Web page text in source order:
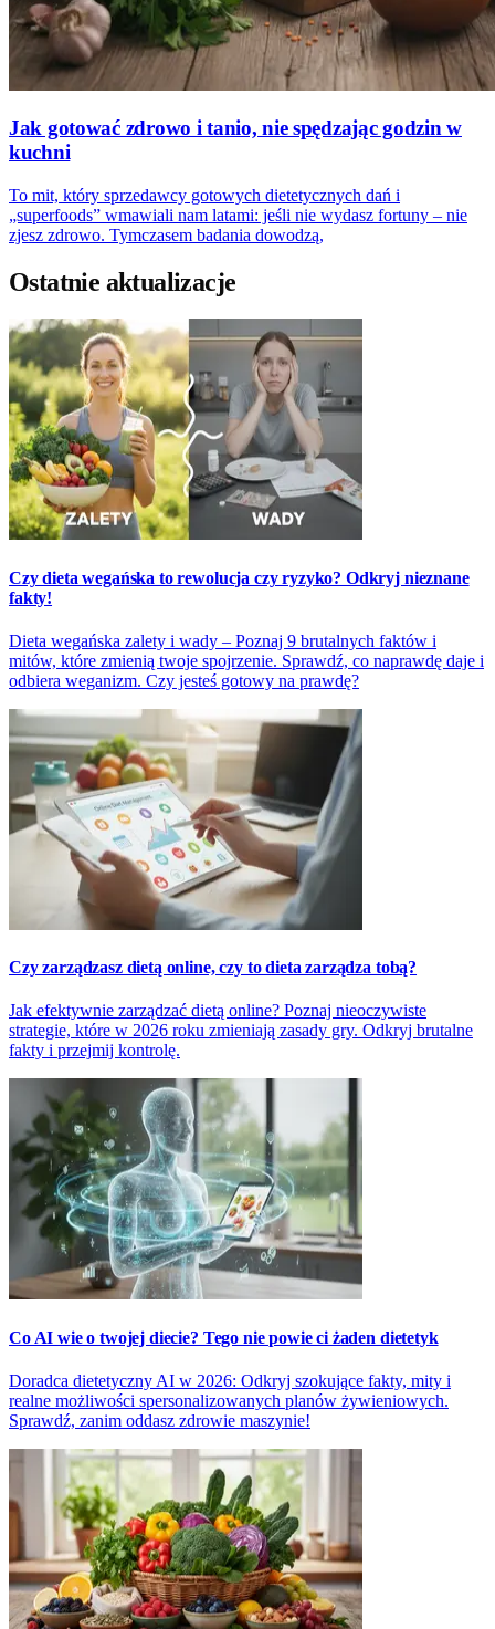
Jak gotować zdrowo i tanio, nie spędzając godzin w
kuchni
To mit, który sprzedawcy gotowych dietetycznych dań i
„superfoods” wmawiali nam latami: jeśli nie wydasz fortuny – nie
zjesz zdrowo. Tymczasem badania dowodzą,
Ostatnie aktualizacje
Czy dieta wegańska to rewolucja czy ryzyko? Odkryj nieznane
fakty!
Dieta wegańska zalety i wady – Poznaj 9 brutalnych faktów i
mitów, które zmienią twoje spojrzenie. Sprawdź, co naprawdę daje i
odbiera weganizm. Czy jesteś gotowy na prawdę?
Czy zarządzasz dietą online, czy to dieta zarządza tobą?
Jak efektywnie zarządzać dietą online? Poznaj nieoczywiste
strategie, które w 2026 roku zmieniają zasady gry. Odkryj brutalne
fakty i przejmij kontrolę.
Co AI wie o twojej diecie? Tego nie powie ci żaden dietetyk
Doradca dietetyczny AI w 2026: Odkryj szokujące fakty, mity i
realne możliwości spersonalizowanych planów żywieniowych.
Sprawdź, zanim oddasz zdrowie maszynie!